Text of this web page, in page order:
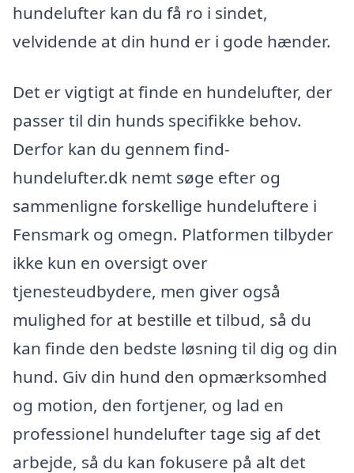
hundelufter kan du få ro i sindet,
velvidende at din hund er i gode hænder.
Det er vigtigt at finde en hundelufter, der
passer til din hunds specifikke behov.
Derfor kan du gennem find-
hundelufter.dk nemt søge efter og
sammenligne forskellige hundeluftere i
Fensmark og omegn. Platformen tilbyder
ikke kun en oversigt over
tjenesteudbydere, men giver også
mulighed for at bestille et tilbud, så du
kan finde den bedste løsning til dig og din
hund. Giv din hund den opmærksomhed
og motion, den fortjener, og lad en
professionel hundelufter tage sig af det
arbejde, så du kan fokusere på alt det